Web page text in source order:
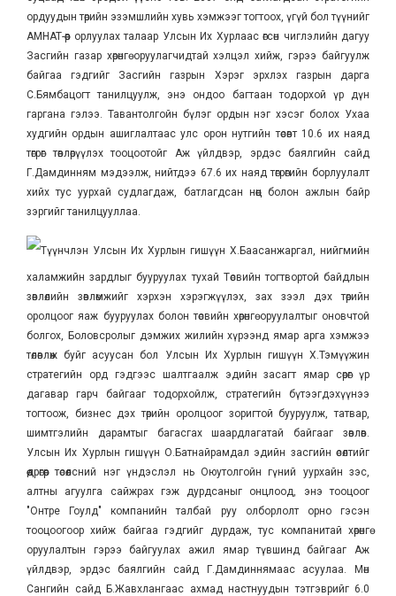
ордуудын төрийн эзэмшлийн хувь хэмжээг тогтоох, үгүй бол түүнийг
АМНАТ-өөр орлуулах талаар Улсын Их Хурлаас өгсөн чиглэлийн дагуу
Засгийн газар хөрөнгө оруулагчидтай хэлцэл хийж, гэрээ байгуулж
байгаа гэдгийг Засгийн газрын Хэрэг эрхлэх газрын дарга
С.Бямбацогт танилцуулж, энэ ондоо багтаан тодорхой үр дүн
гаргана гэлээ. Тавантолгойн бүлэг ордын нэг хэсэг болох Ухаа
худгийн ордын ашиглалтаас улс орон нутгийн төсөвт 10.6 их наяд
төгрөг төвлөрүүлэх тооцоотойг Аж үйлдвэр, эрдэс баялгийн сайд
Г.Дамдинням мэдээлж, нийтдээ 67.6 их наяд төгрөгийн борлуулалт
хийх тус уурхай судлагдаж, батлагдсан нөөц болон ажлын байр
зэргийг танилцууллаа.
Түүнчлэн Улсын Их Хурлын гишүүн Х.Баасанжаргал, нийгмийн
халамжийн зардлыг бууруулах тухай Төсвийн тогтвортой байдлын
зөвлөлийн зөвлөмжийг хэрхэн хэрэгжүүлэх, зах зээл дэх төрийн
оролцоог яаж бууруулах болон төсвийн хөрөнгө оруулалтыг оновчтой
болгох, Боловсролыг дэмжих жилийн хүрээнд ямар арга хэмжээ
төлөвлөж буйг асуусан бол Улсын Их Хурлын гишүүн Х.Тэмүүжин
стратегийн орд гэдгээс шалтгаалж эдийн засагт ямар сөрөг үр
дагавар гарч байгааг тодорхойлж, стратегийн бүтээгдэхүүнээ
тогтоож, бизнес дэх төрийн оролцоог зоригтой бууруулж, татвар,
шимтгэлийн дарамтыг багасгах шаардлагатай байгааг зөвлөв.
Улсын Их Хурлын гишүүн О.Батнайрамдал эдийн засгийн өсөлтийг
өөдрөгөөр төсөөлсний нэг үндэслэл нь Оюутолгойн гүний уурхайн зэс,
алтны агуулга сайжрах гэж дурдсаныг онцлоод, энэ тооцоог
"Онтре Гоулд" компанийн талбай руу олборлолт орно гэсэн
тооцоогоор хийж байгаа гэдгийг дурдаж, тус компанитай хөрөнгө
оруулалтын гэрээ байгуулах ажил ямар түвшинд байгааг Аж
үйлдвэр, эрдэс баялгийн сайд Г.Дамдиннямаас асуулаа. Мөн
Сангийн сайд Б.Жавхлангаас ахмад настнуудын тэтгэврийг 6.0